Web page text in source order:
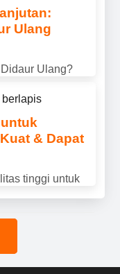
Temukan
digunakan
industri.
Ulang
Ulang?
dapat didaur
dengan
membantu
sumber
& Dapat
tinggi untuk
sangat baik,